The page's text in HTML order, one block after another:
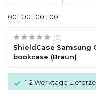
00 : 00 : 00 : 00
(0)
ShieldCase Samsung
bookcase (Braun)
1-2 Werktage